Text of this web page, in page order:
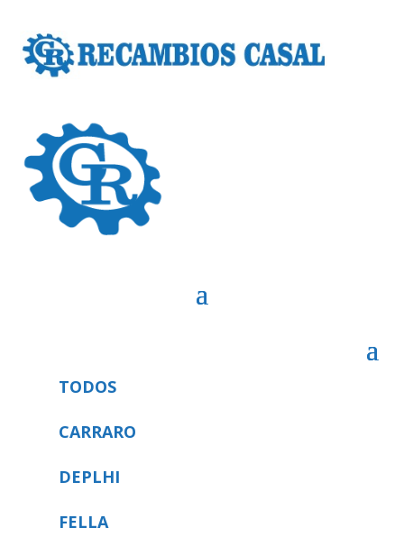
TODOS
CARRARO
DEPLHI
FELLA